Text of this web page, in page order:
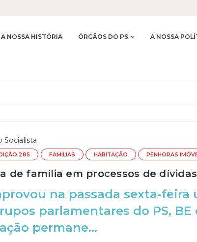
A NOSSA HISTÓRIA ÓRGÃOS DO PS A NOSSA
Socialista
285 FAMILIAS HABITAÇÃO PENHORAS
de família em processos de
na passada sexta-feira
parlamentares do PS, BE
permane...